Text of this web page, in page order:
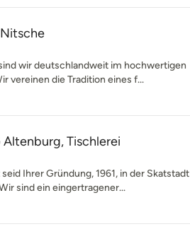
wir deutschlandweit im hochwertigen
vereinen die Tradition eines f...
Altenburg, Tischlerei
Ihrer Gründung, 1961, in der Skatstadt
sind ein eingertragener...